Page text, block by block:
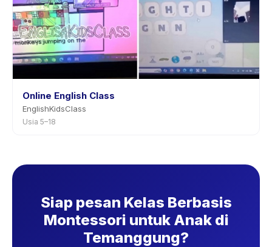
Online English Class
EnglishKidsClass
Usia 5–18
Siap pesan Kelas Berbasis
Montessori untuk Anak di
Temanggung?